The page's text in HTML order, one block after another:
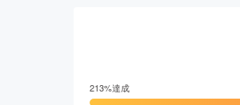
213%達成